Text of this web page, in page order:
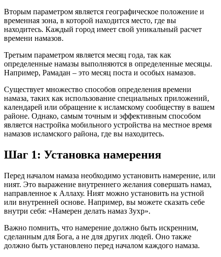
Вторым параметром является географическое положение и
временная зона, в которой находится место, где вы
находитесь. Каждый город имеет свой уникальный расчет
времени намазов.
Третьим параметром является месяц года, так как
определенные намазы выполняются в определенные месяцы.
Например, Рамадан – это месяц поста и особых намазов.
Существует множество способов определения времени
намаза, таких как использование специальных приложений,
календарей или обращение к исламскому сообществу в вашем
районе. Однако, самым точным и эффективным способом
является настройка мобильного устройства на местное время
намазов исламского района, где вы находитесь.
Шаг 1: Установка намерения
Перед началом намаза необходимо установить намерение, или
ният. Это выражение внутреннего желания совершать намаз,
направленное к Аллаху. Ният можно установить на устной
или внутренней основе. Например, вы можете сказать себе
внутри себя: «Намерен делать намаз Зухр».
Важно помнить, что намерение должно быть искренним,
сделанным для Бога, а не для других людей. Оно также
должно быть установлено перед началом каждого намаза.